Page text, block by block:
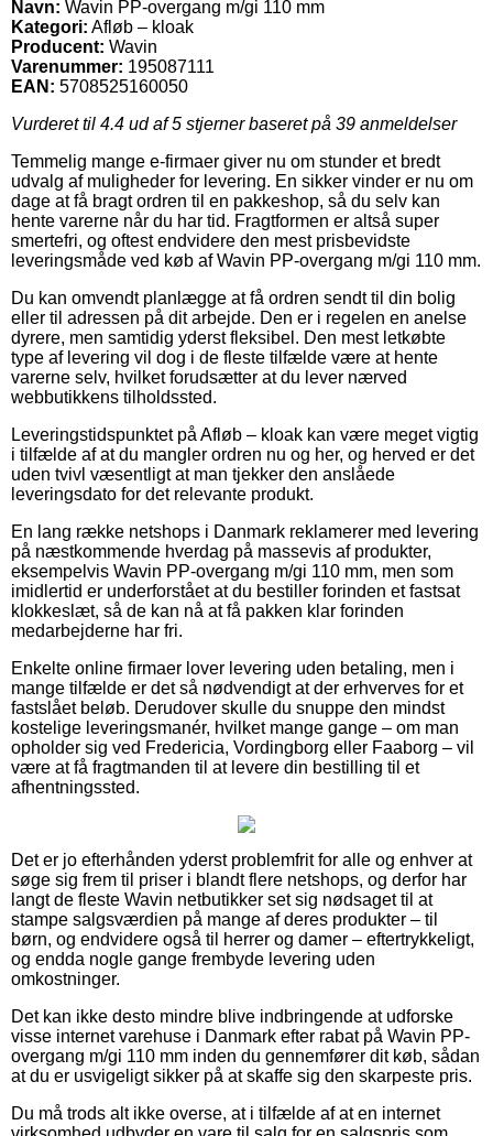
Navn: Wavin PP-overgang m/gi 110 mm
Kategori: Afløb – kloak
Producent: Wavin
Varenummer: 195087111
EAN: 5708525160050
Vurderet til 4.4 ud af 5 stjerner baseret på 39 anmeldelser
Temmelig mange e-firmaer giver nu om stunder et bredt
udvalg af muligheder for levering. En sikker vinder er nu om
dage at få bragt ordren til en pakkeshop, så du selv kan
hente varerne når du har tid. Fragtformen er altså super
smertefri, og oftest endvidere den mest prisbevidste
leveringsmåde ved køb af Wavin PP-overgang m/gi 110 mm.
Du kan omvendt planlægge at få ordren sendt til din bolig
eller til adressen på dit arbejde. Den er i regelen en anelse
dyrere, men samtidig yderst fleksibel. Den mest letkøbte
type af levering vil dog i de fleste tilfælde være at hente
varerne selv, hvilket forudsætter at du lever nærved
webbutikkens tilholdssted.
Leveringstidspunktet på Afløb – kloak kan være meget vigtig
i tilfælde af at du mangler ordren nu og her, og herved er det
uden tvivl væsentligt at man tjekker den anslåede
leveringsdato for det relevante produkt.
En lang række netshops i Danmark reklamerer med levering
på næstkommende hverdag på massevis af produkter,
eksempelvis Wavin PP-overgang m/gi 110 mm, men som
imidlertid er underforstået at du bestiller forinden et fastsat
klokkeslæt, så de kan nå at få pakken klar forinden
medarbejderne har fri.
Enkelte online firmaer lover levering uden betaling, men i
mange tilfælde er det så nødvendigt at der erhverves for et
fastslået beløb. Derudover skulle du snuppe den mindst
kostelige leveringsmanér, hvilket mange gange – om man
opholder sig ved Fredericia, Vordingborg eller Faaborg – vil
være at få fragtmanden til at levere din bestilling til et
afhentningssted.
Det er jo efterhånden yderst problemfrit for alle og enhver at
søge sig frem til priser i blandt flere netshops, og derfor har
langt de fleste Wavin netbutikker set sig nødsaget til at
stampe salgsværdien på mange af deres produkter – til
børn, og endvidere også til herrer og damer – eftertrykkeligt,
og endda nogle gange frembyde levering uden
omkostninger.
Det kan ikke desto mindre blive indbringende at udforske
visse internet varehuse i Danmark efter rabat på Wavin PP-
overgang m/gi 110 mm inden du gennemfører dit køb, sådan
at du er usvigeligt sikker på at skaffe sig den skarpeste pris.
Du må trods alt ikke overse, at i tilfælde af at en internet